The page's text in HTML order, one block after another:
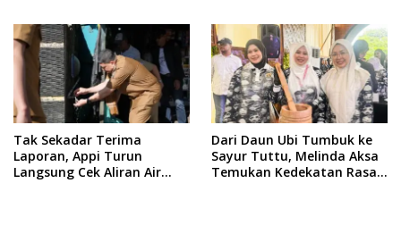
Data
Tak Sekadar Terima
Laporan, Appi Turun
Langsung Cek Aliran Air
Dari Daun Ubi Tumbuk ke
Sayur Tuttu, Melinda Aksa
Temukan Kedekatan Rasa